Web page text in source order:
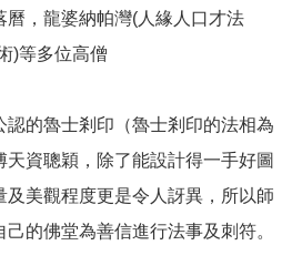
曆，龍婆納帕灣(人緣人口才法
)等多位高僧
的魯士剎印（魯士剎印的法相為
資聰穎，除了能設計得一手好圖
及美觀程度更是令人訝異，所以師
的佛堂為善信進行法事及刺符。